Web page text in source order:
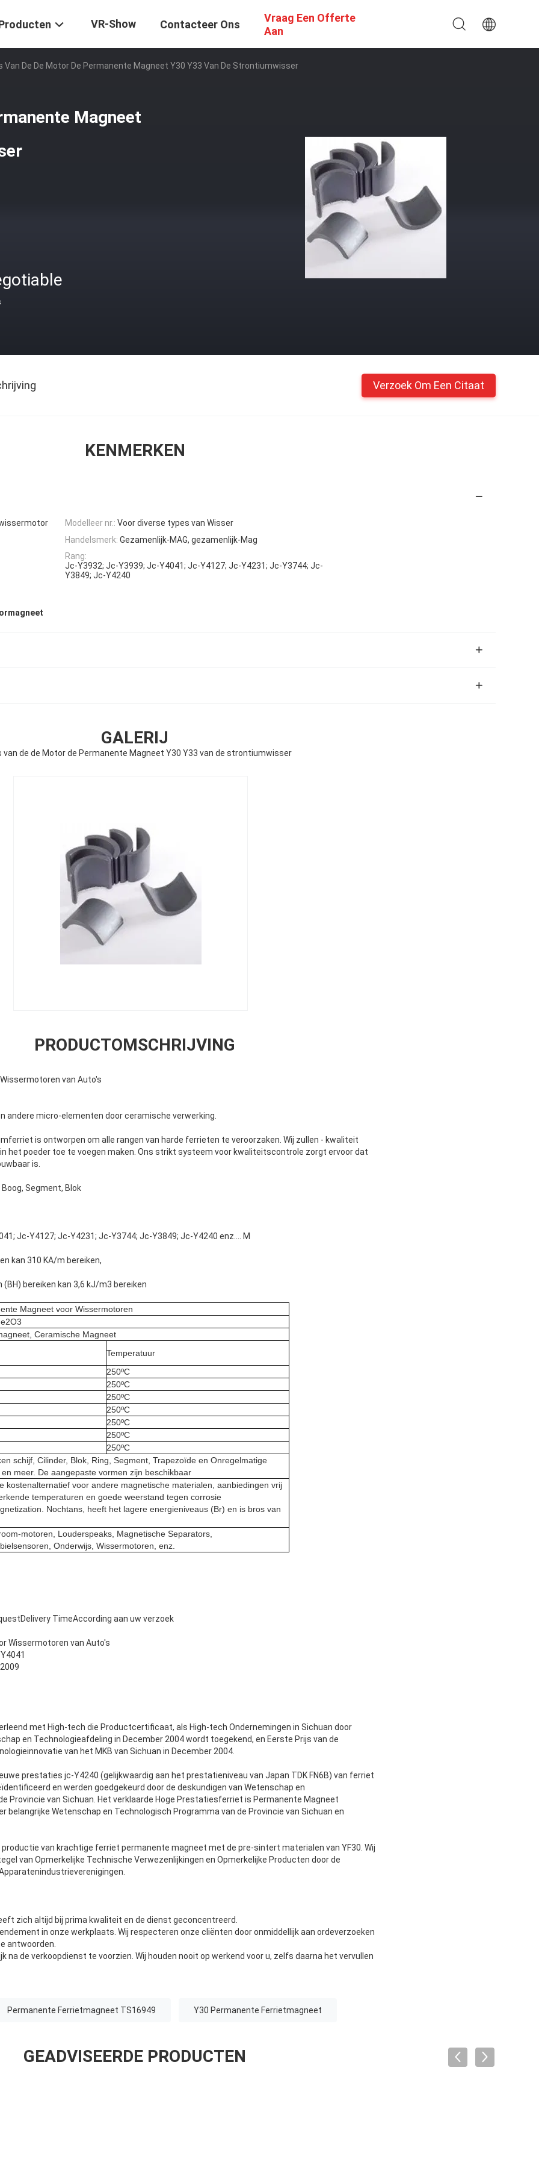
VR-Show Contacteer Ons
Vraag Een Offerte
Aan
Van De De Motor De Permanente Magneet Y30 Y33 Van De Strontiumwisser
Magneet
Verzoek Om Een Citaat
KENMERKEN
Modelleer nr.: Voor diverse types van Wisser
Handelsmerk: Gezamenlijk-MAG, gezamenlijk-Mag
Rang:
Jc-Y3932; Jc-Y3939; Jc-Y4041; Jc-Y4127; Jc-Y4231; Jc-Y3744; Jc-
Y3849; Jc-Y4240
GALERIJ
van de de Motor de Permanente Magneet Y30 Y33 van de strontiumwisser
PRODUCTOMSCHRIJVING
van Auto's
andere micro-elementen door ceramische verwerking.
is ontworpen om alle rangen van harde ferrieten te veroorzaken. Wij zullen - kwaliteit
het poeder toe te voegen maken. Ons strikt systeem voor kwaliteitscontrole zorgt ervoor dat
is.
Segment, Blok
Jc-Y4127; Jc-Y4231; Jc-Y3744; Jc-Y3849; Jc-Y4240 enz.… M
kan 310 KA/m bereiken,
(BH) bereiken kan 3,6 kJ/m3 bereiken
Magneet voor Wissermotoren
Ceramische Magneet
Temperatuur
250ºC
250ºC
250ºC
250ºC
250ºC
250ºC
250ºC
schijf, Cilinder, Blok, Ring, Segment, Trapezoïde en Onregelmatige
meer. De aangepaste vormen zijn beschikbaar
kostenalternatief voor andere magnetische materialen, aanbiedingen vrij
temperaturen en goede weerstand tegen corrosie
Nochtans, heeft het lagere energieniveaus (Br) en is bros van
motoren, Louderspeaks, Magnetische Separators,
Onderwijs,Wissermotoren, enz.
TimeAccording aan uw verzoek
Wissermotoren van Auto's
met High-tech die Productcertificaat, als High-tech Ondernemingen in Sichuan door
en Technologieafdeling in December 2004 wordt toegekend, en Eerste Prijs van de
van het MKB van Sichuan in December 2004.
prestaties jc-Y4240 (gelijkwaardig aan het prestatieniveau van Japan TDK FN6B) van ferriet
en werden goedgekeurd door de deskundigen van Wetenschap en
Provincie van Sichuan. Het verklaarde Hoge Prestatiesferriet is Permanente Magneet
belangrijke Wetenschap en Technologisch Programma van de Provincie van Sichuan en
productie van krachtige ferriet permanente magneet met de pre-sintert materialen van YF30. Wij
van Opmerkelijke Technische Verwezenlijkingen en Opmerkelijke Producten door de
zich altijd bij prima kwaliteit en de dienst geconcentreerd.
in onze werkplaats. Wij respecteren onze cliënten door onmiddellijk aan ordeverzoeken
antwoorden.
na de verkoopdienst te voorzien. Wij houden nooit op werkend voor u, zelfs daarna het vervullen
Permanente Ferrietmagneet TS16949 Y30 Permanente Ferrietmagneet
GEADVISEERDE PRODUCTEN